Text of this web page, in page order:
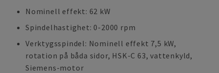
Nominell effekt: 62 kW
Spindelhastighet: 0-2000 rpm
Verktygsspindel: Nominell effekt 7,5 kW,
rotation på båda sidor, HSK-C 63, vattenkyld,
Siemens-motor